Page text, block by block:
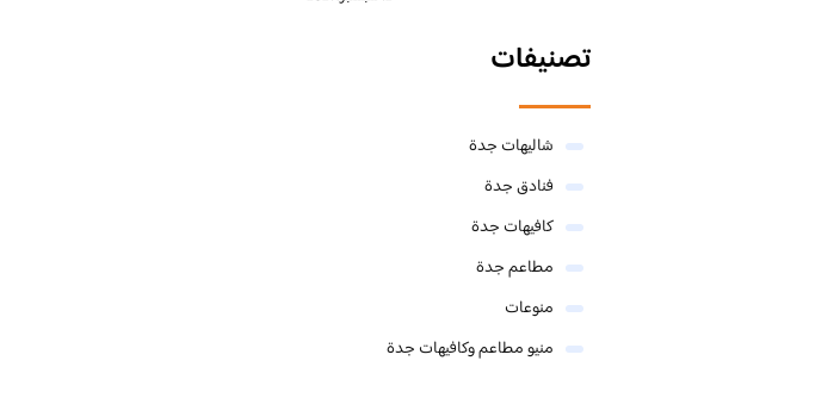
تصنيفات
شاليهات جدة
فنادق جدة
كافيهات جدة
مطاعم جدة
منوعات
منيو مطاعم وكافيهات جدة